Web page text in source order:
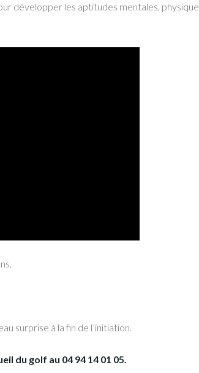
développer les aptitudes mentales, physique
surprise à la fin de l’initiation.
du golf au 04 94 14 01 05.